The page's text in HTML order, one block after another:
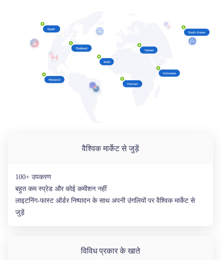
वैश्विक मार्केट से जुड़ें
100+ उपकरण
बहुत कम स्प्रेड और कोई कमीशन नहीं
लाइटनिंग-फास्ट ऑर्डर निष्पादन के साथ अपनी उंगलियों पर वैश्विक मार्केट से
जुड़ें
विविध प्रकार के खाते